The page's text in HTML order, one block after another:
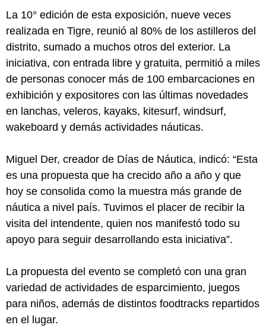
La 10° edición de esta exposición, nueve veces
realizada en Tigre, reunió al 80% de los astilleros del
distrito, sumado a muchos otros del exterior. La
iniciativa, con entrada libre y gratuita, permitió a miles
de personas conocer más de 100 embarcaciones en
exhibición y expositores con las últimas novedades
en lanchas, veleros, kayaks, kitesurf, windsurf,
wakeboard y demás actividades náuticas.
Miguel Der, creador de Días de Náutica, indicó: “Esta
es una propuesta que ha crecido año a año y que
hoy se consolida como la muestra más grande de
náutica a nivel país. Tuvimos el placer de recibir la
visita del intendente, quien nos manifestó todo su
apoyo para seguir desarrollando esta iniciativa”.
La propuesta del evento se completó con una gran
variedad de actividades de esparcimiento, juegos
para niños, además de distintos foodtracks repartidos
en el lugar.